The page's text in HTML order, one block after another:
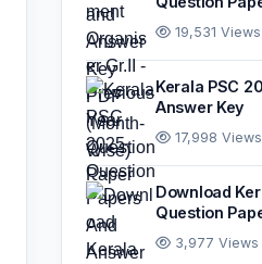
19,531 Views
Kerala PSC
Answer Key
17,998 Views
Download
Question
3,977 Views